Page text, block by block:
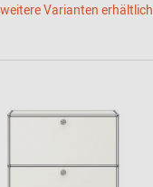
weitere Varianten erhältlich